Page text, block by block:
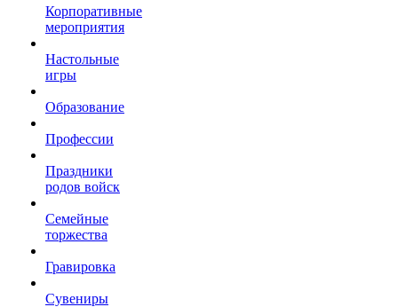
Корпоративные
мероприятия
Настольные
игры
Образование
Профессии
Праздники
родов войск
Семейные
торжества
Гравировка
Сувениры